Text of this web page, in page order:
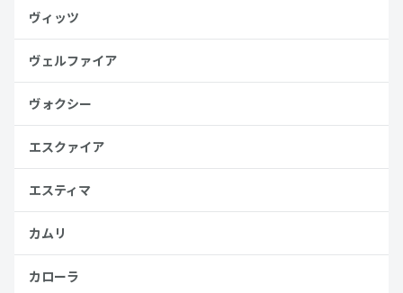
ヴィッツ
ヴェルファイア
ヴォクシー
エスクァイア
エスティマ
カムリ
カローラ